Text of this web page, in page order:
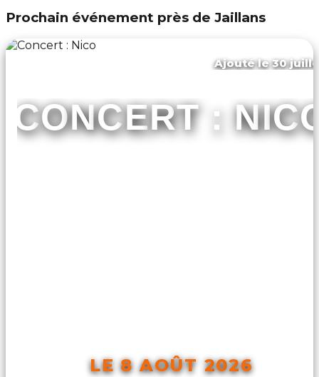
Prochain événement près de Jaillans
Ajouté le 30
CONCERT :
LE 8 AOÛT 2026